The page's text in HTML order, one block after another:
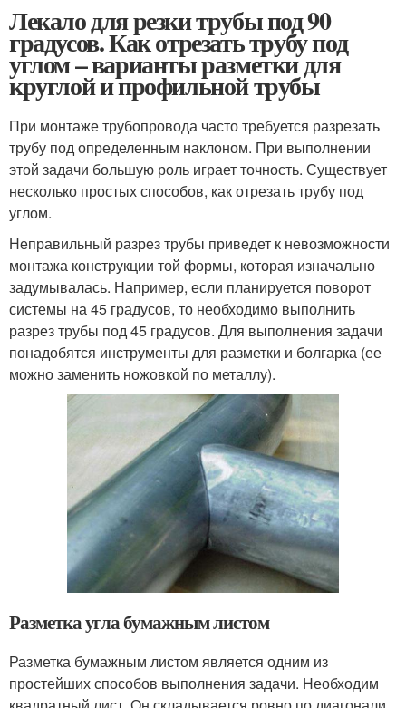
Лекало для резки трубы под 90
градусов. Как отрезать трубу под
углом – варианты разметки для
круглой и профильной трубы
При монтаже трубопровода часто требуется разрезать
трубу под определенным наклоном. При выполнении
этой задачи большую роль играет точность. Существует
несколько простых способов, как отрезать трубу под
углом.
Неправильный разрез трубы приведет к невозможности
монтажа конструкции той формы, которая изначально
задумывалась. Например, если планируется поворот
системы на 45 градусов, то необходимо выполнить
разрез трубы под 45 градусов. Для выполнения задачи
понадобятся инструменты для разметки и болгарка (ее
можно заменить ножовкой по металлу).
Разметка угла бумажным листом
Разметка бумажным листом является одним из
простейших способов выполнения задачи. Необходим